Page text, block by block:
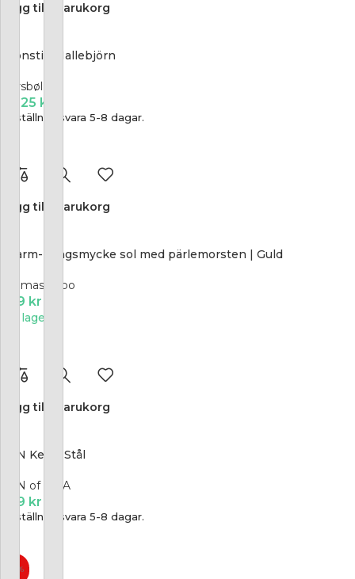
Lägg till i varukorg
Öronstift Nallebjörn
Siersbøl
2 425 kr
Beställningsvara 5-8 dagar.
Lägg till i varukorg
Charm-hängsmycke sol med pärlemorsten | Guld
Thomas Sabo
799 kr
I lager
Lägg till i varukorg
SON Kedja Stål
SON of NOA
769 kr
Beställningsvara 5-8 dagar.
-25%